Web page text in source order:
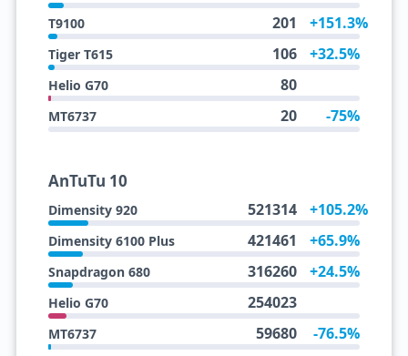
T9100 201 +151.3%
Tiger T615 106 +32.5%
Helio G70 80
MT6737 20 -75%
AnTuTu 10
Dimensity 920 521314 +105.2%
Dimensity 6100 Plus 421461 +65.9%
Snapdragon 680 316260 +24.5%
Helio G70 254023
MT6737 59680 -76.5%